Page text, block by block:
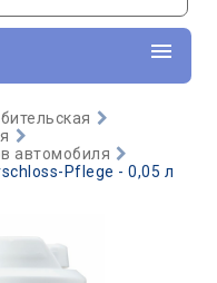
автомобиля
Pflege - 0,05 л